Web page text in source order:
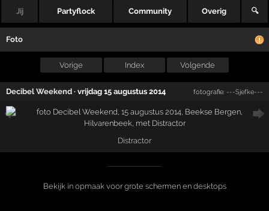
Jij Partyflock Community Overig 🔍
Foto
Vorige Index Volgende
Decibel Weekend ·vrijdag 15 augustus 2014 fotografie: ---Sjefke---
Distractor
Bekijk in opmaak voor grote schermen en desktops